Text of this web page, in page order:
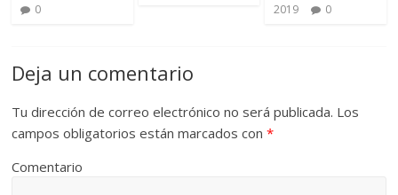
0
2019
0
Deja un comentario
Tu dirección de correo electrónico no será publicada. Los
campos obligatorios están marcados con*
Comentario